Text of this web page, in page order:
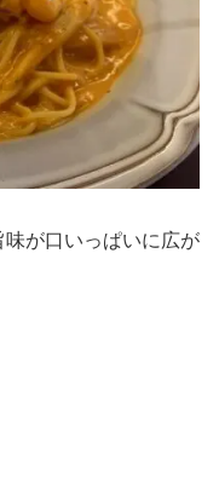
が口いっぱいに広が